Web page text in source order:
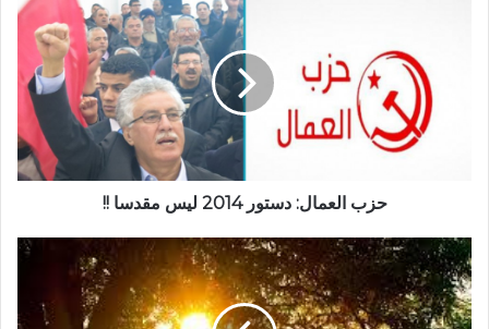
حزب العمال: دستور 2014 ليس مقدسا !!